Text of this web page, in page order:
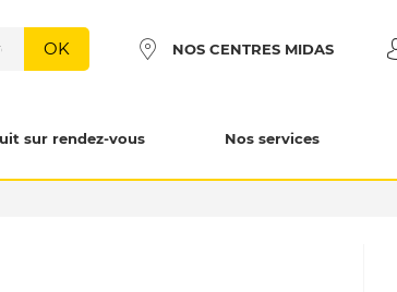
OK NOS CENTRES MIDAS
sur rendez-vous Nos services